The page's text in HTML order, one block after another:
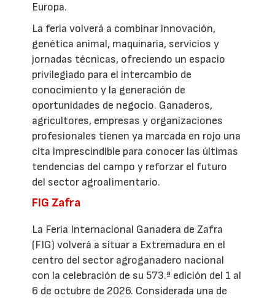
Europa.
La feria volverá a combinar innovación,
genética animal, maquinaria, servicios y
jornadas técnicas, ofreciendo un espacio
privilegiado para el intercambio de
conocimiento y la generación de
oportunidades de negocio. Ganaderos,
agricultores, empresas y organizaciones
profesionales tienen ya marcada en rojo una
cita imprescindible para conocer las últimas
tendencias del campo y reforzar el futuro
del sector agroalimentario.
FIG Zafra
La Feria Internacional Ganadera de Zafra
(FIG) volverá a situar a Extremadura en el
centro del sector agroganadero nacional
con la celebración de su 573.ª edición del 1 al
6 de octubre de 2026. Considerada una de